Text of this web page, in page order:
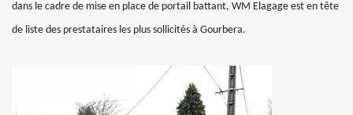
dans le cadre de mise en place de portail battant, WM Elagage est en tête
de liste des prestataires les plus sollicités à Gourbera.